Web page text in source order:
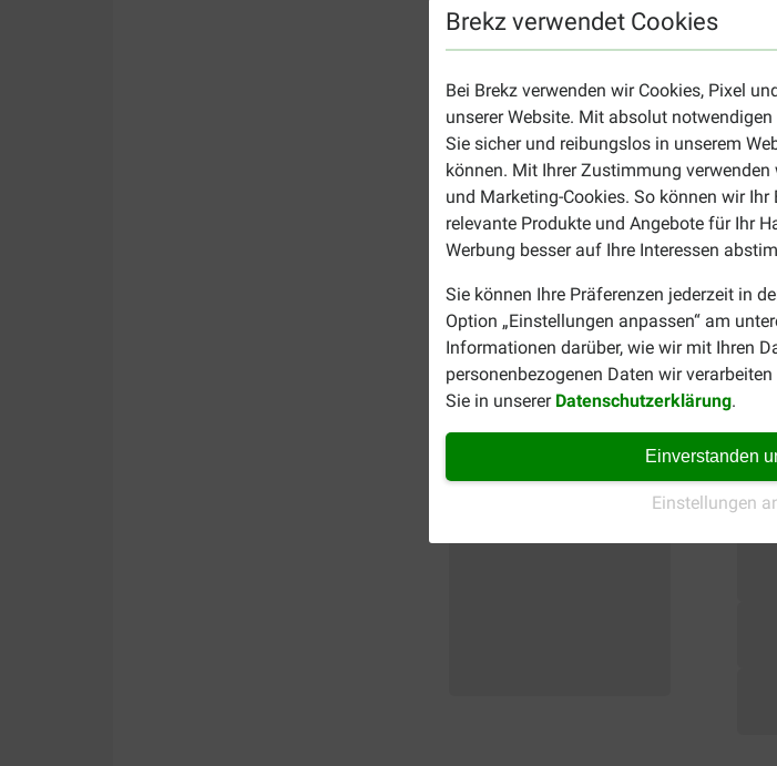
Brekz verwendet Cookies
Bei Brekz verwenden wir Cookies, Pixel
unserer Website. Mit absolut
Sie sicher und reibungslos in unserem
können. Mit Ihrer Zustimmung
und Marketing-Cookies. So können wir
relevante Produkte und Angebote für Ihr
Werbung besser auf Ihre Interessen
Sie können Ihre Präferenzen jederzeit in
Option „Einstellungen anpassen“ am
Informationen darüber, wie wir mit Ihren
personenbezogenen Daten wir
Sie in unserer Datenschutzerklärung.
Einverstanden
Einstellungen